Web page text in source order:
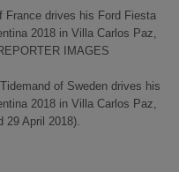
France drives his Ford Fiesta
2018 in Villa Carlos Paz,
IMAGES
of Sweden drives his
2018 in Villa Carlos Paz,
29 April 2018).